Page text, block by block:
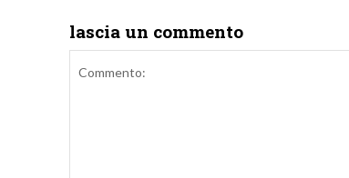
lascia un commento